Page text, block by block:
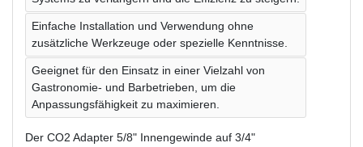
Einfache Installation und Verwendung ohne
zusätzliche Werkzeuge oder spezielle Kenntnisse.
Geeignet für den Einsatz in einer Vielzahl von
Gastronomie- und Barbetrieben, um die
Anpassungsfähigkeit zu maximieren.
Der CO2 Adapter 5/8" Innengewinde auf 3/4"